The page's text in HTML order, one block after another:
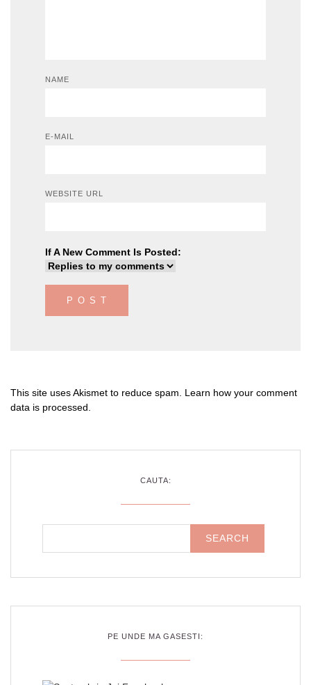
NAME
E-MAIL
WEBSITE URL
If A New Comment Is Posted:
This site uses Akismet to reduce spam. Learn how your comment
data is processed
CAUTA:
PE UNDE MA GASESTI: